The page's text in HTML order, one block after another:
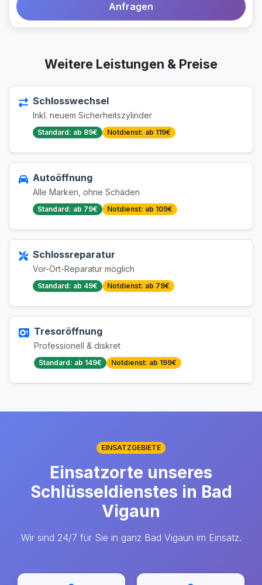
Anfragen
Weitere Leistungen & Preise
Schlosswechsel
Inkl. neuem Sicherheitszylinder
Standard: ab 89€ Notdienst: ab 119€
Autoöffnung
Alle Marken, ohne Schäden
Standard: ab 79€ Notdienst: ab 109€
Schlossreparatur
Vor-Ort-Reparatur möglich
Standard: ab 49€ Notdienst: ab 79€
Tresoröffnung
Professionell & diskret
Standard: ab 149€ Notdienst: ab 199€
EINSATZGEBIETE
Einsatzorte unseres
Schlüsseldienstes in Bad
Vigaun
Wir sind 24/7 für Sie in ganz Bad Vigaun im Einsatz.